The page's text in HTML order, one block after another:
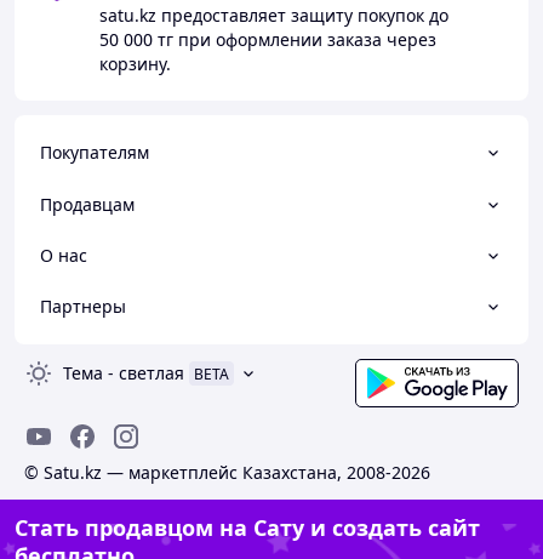
satu.kz предоставляет защиту покупок до
50 000 тг при оформлении заказа через
корзину.
Покупателям
Продавцам
О нас
Партнеры
Тема - светлая BETA
© Satu.kz — маркетплейс Казахстана, 2008-2026
Стать продавцом на Сату и создать сайт